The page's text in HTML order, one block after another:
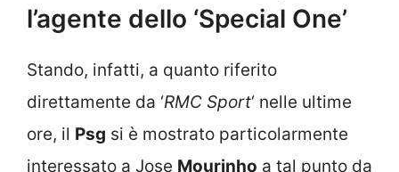
l’agente dello ‘Special One’
Stando, infatti, a quanto riferito
direttamente da ‘RMC Sport‘ nelle ultime
ore, il Psg si è mostrato particolarmente
interessato a Jose Mourinho a tal punto da